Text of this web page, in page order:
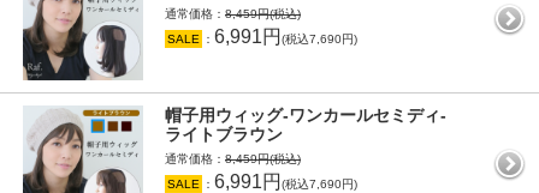
通常価格： 8,459円(税込)
SALE
： 6,991円 (税込7,690円)
帽子用ウィッグ-ワンカールセミディ-
ライトブラウン
通常価格： 8,459円(税込)
SALE
： 6,991円 (税込7,690円)